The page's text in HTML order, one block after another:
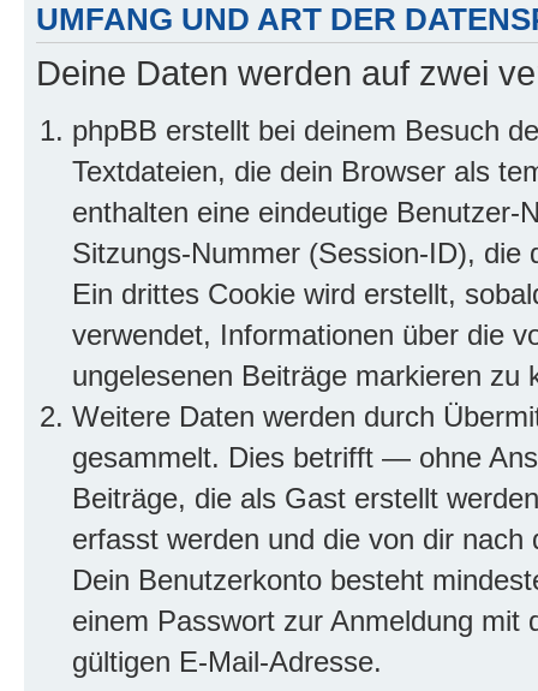
UMFANG UND ART DER
Deine Daten werden auf zwei
phpBB erstellt bei deinem Besuch
Textdateien, die dein Browser als
enthalten eine eindeutige
Sitzungs-Nummer (Session-ID), die
Ein drittes Cookie wird erstellt,
verwendet, Informationen über die
ungelesenen Beiträge markieren zu
Weitere Daten werden durch
gesammelt. Dies betrifft — ohne
Beiträge, die als Gast erstellt
erfasst werden und die von dir
Dein Benutzerkonto besteht
einem Passwort zur Anmeldung mit
gültigen E-Mail-Adresse.